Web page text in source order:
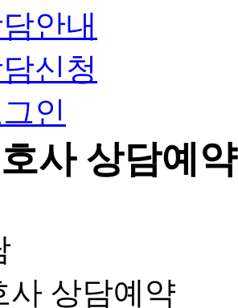
안내
신청
인
사 상담예약
사 상담예약